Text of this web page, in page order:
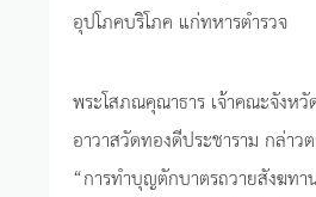
อุปโภคบริโภค แก่ทหารตำรวจ
พระโสภณคุณาธาร เจ้าคณะจังหวั
อาวาสวัดทองดีประชาราม กล่าว
“การทำบุญตักบาตรถวายสังฆท